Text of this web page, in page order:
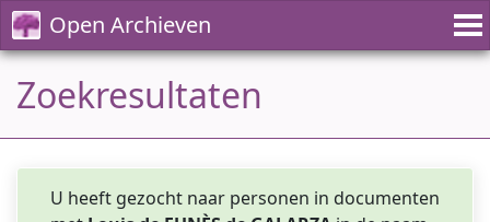
Open Archieven
Zoekresultaten
U heeft gezocht naar personen in documenten